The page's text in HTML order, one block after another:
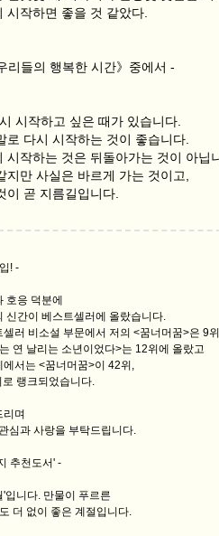
시작하면 좋을 것 같았다.
리들의 행복한 시간》중에서 -
시작하고 싶은 때가 있습니다.
로 다시 시작하는 것이 좋습니다.
시작하는 것은 뒤돌아가는 것이 아닙
지만 사실은 바르게 가는 것이고,
이 곧 지름길입니다.
! -
호응 덕분에
신간이 베스트셀러에 올랐습니다.
셀러 비소설 부문에서 저의 <꿈너머꿈>은 9
연 날리는 소년이었다>는 12위에 올랐고
에서는 <꿈너머꿈>이 42위,
랭크되었습니다.
리며
심과 사랑을 부탁드립니다.
추천도서' -
입니다. 만물이 푸르른
더 없이 좋은 계절입니다.